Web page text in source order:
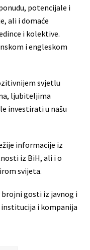
potencijale i
ali i domaće
i kolektive.
i engleskom
svjetlu
ljubiteljima
investirati u našu
informacije iz
iz BiH, ali i o
svijeta.
gosti iz javnog i
i kompanija